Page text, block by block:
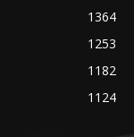
1364
1253
1182
1124